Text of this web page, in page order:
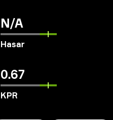
N/A
Hasar
0.67
KPR